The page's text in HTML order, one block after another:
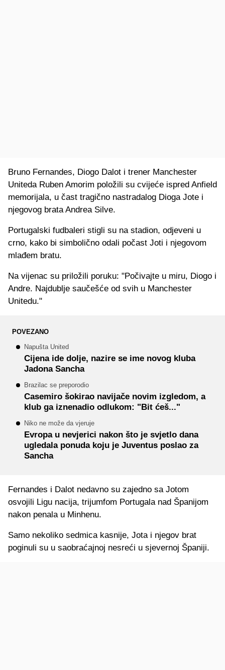
Bruno Fernandes, Diogo Dalot i trener Manchester
Uniteda Ruben Amorim položili su cvijeće ispred Anfield
memorijala, u čast tragično nastradalog Dioga Jote i
njegovog brata Andrea Silve.
Portugalski fudbaleri stigli su na stadion, odjeveni u
crno, kako bi simbolično odali počast Joti i njegovom
mlađem bratu.
Na vijenac su priložili poruku: "Počivajte u miru, Diogo i
Andre. Najdublje saučešće od svih u Manchester
Unitedu."
POVEZANO
Napušta United
Cijena ide dolje, nazire se ime novog kluba
Jadona Sancha
Brazilac se preporodio
Casemiro šokirao navijače novim izgledom, a
klub ga iznenadio odlukom: "Bit ćeš..."
Niko ne može da vjeruje
Evropa u nevjerici nakon što je svjetlo dana
ugledala ponuda koju je Juventus poslao za
Sancha
Fernandes i Dalot nedavno su zajedno sa Jotom
osvojili Ligu nacija, trijumfom Portugala nad Španijom
nakon penala u Minhenu.
Samo nekoliko sedmica kasnije, Jota i njegov brat
poginuli su u saobraćajnoj nesreći u sjevernoj Španiji.